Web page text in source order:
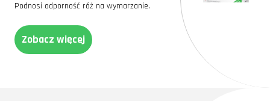
Podnosi odporność róż na wymarzanie.
Zobacz więcej